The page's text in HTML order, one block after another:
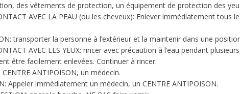
des vêtements de protection, un équipement de protection des
AVEC LA PEAU (ou les cheveux): Enlever immédiatement tous
transporter la personne à l’extérieur et la maintenir dans une
AVEC LES YEUX: rincer avec précaution à l’eau pendant
être facilement enlevées. Continuer à rincer.
ANTIPOISON, un médecin.
Appeler immédiatement un médecin, un CENTRE ANTIPOISON.